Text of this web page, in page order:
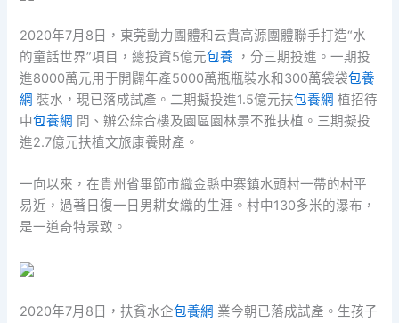
2020年7月8日，東莞動力團體和云貴高源團體聯手打造“水
的童話世界”項目，總投資5億元包養 ，分三期投進。一期投
進8000萬元用于開闢年產5000萬瓶瓶裝水和300萬袋袋包養
網 裝水，現已落成試產。二期擬投進1.5億元扶包養網 植招待
中包養網 間、辦公綜合樓及園區園林景不雅扶植。三期擬投
進2.7億元扶植文旅康養財產。
一向以來，在貴州省畢節市織金縣中寨鎮水頭村一帶的村平
易近，過著日復一日男耕女織的生涯。村中130多米的瀑布，
是一道奇特景致。
2020年7月8日，扶貧水企包養網 業今朝已落成試產。生孩子